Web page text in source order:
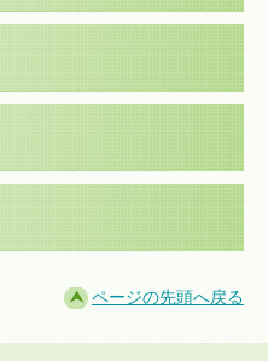
ページの先頭へ戻る